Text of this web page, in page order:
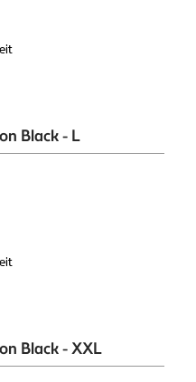
Black - L
Black - XXL